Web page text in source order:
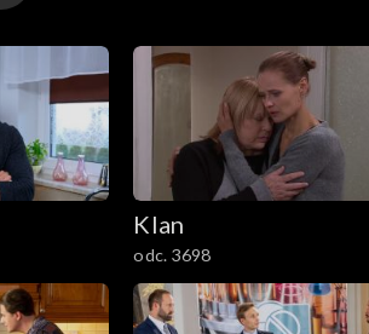
Klan
odc. 3698